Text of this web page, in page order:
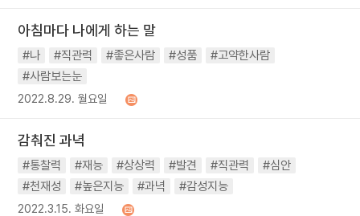
아침마다 나에게 하는 말
#나 #직관력 #좋은사람 #성품
#고약한사람
#사람보는눈
2022.8.29. 월요일
감춰진 과녁
#통찰력 #재능 #상상력 #발견 #직관력
#심안
#천재성
#높은지능 #과녁 #감성지능
2022.3.15. 화요일